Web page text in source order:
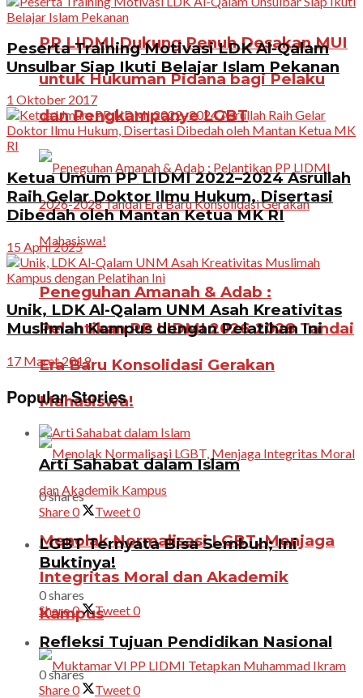
PP LIDMI Dukung Penuh Desakan MUI
untuk Hukuman Pidana bagi Pelaku
dan Pengkampanye LGBT
Peneguhan Amanah & Adab :
Pelantikan PP LIDMI 2026-2028 Tandai
Era Baru Konsolidasi Gerakan
Mahasiswa!
Menolak Normalisasi LGBT, Menjaga
Integritas Moral dan Akademik
Kampus
Peserta Training Motivasi LDK Al-Qalam
Unsulbar Siap Ikuti Belajar Islam Pekanan
1 Oktober 2017
Ketua Umum PP LIDMI 2022–2024 Asrullah
Raih Gelar Doktor Ilmu Hukum, Disertasi
Dibedah oleh Mantan Ketua MK RI
15 April 2025
Unik, LDK Al-Qalam UNM Asah Kreativitas
Muslimah Kampus dengan Pelatihan Ini
17 Maret 2019
Popular Stories
Arti Sahabat dalam Islam
0 shares
Share0 Tweet0
LGBT Ternyata Bisa Sembuh; Ini
Buktinya!
0 shares
Share0 Tweet0
Refleksi Tujuan Pendidikan Nasional
0 shares
Share0 Tweet0